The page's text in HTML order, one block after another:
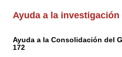
Ayuda a la investigación
Ayuda a la Consolidación del
172